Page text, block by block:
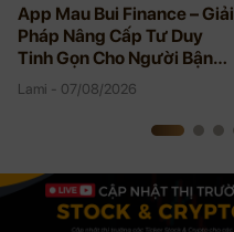
App Mau Bui Finance – Giải
Pháp Nâng Cấp Tư Duy
Tinh Gọn Cho Người Bận
Rộn
Lami - 07/08/2026